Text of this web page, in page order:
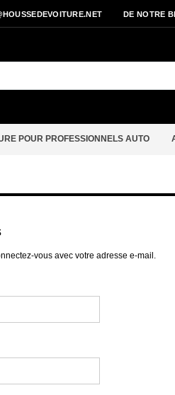
DE NOTRE
POUR PROFESSIONNELS AUTO
vous avec votre adresse e-mail.